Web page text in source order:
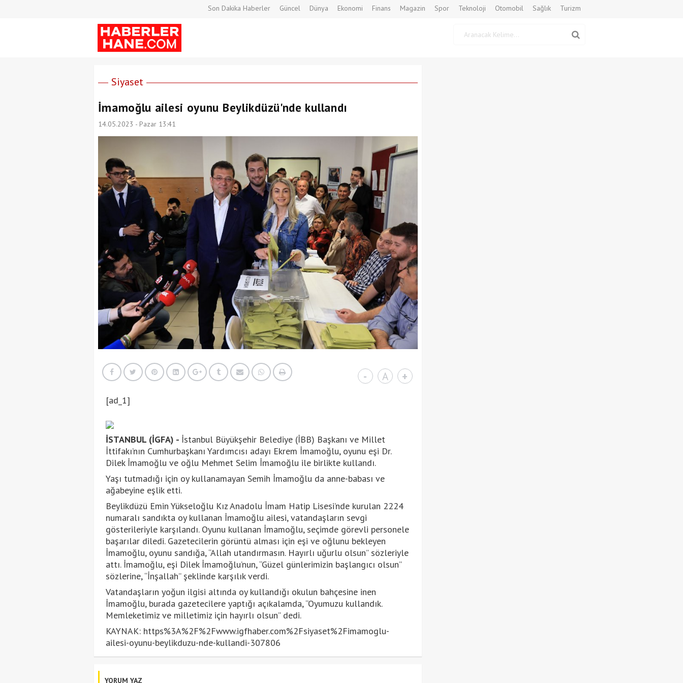
Son Dakika Haberler Güncel Dünya Ekonomi Finans Magazin Spor Teknoloji Otomobil Sağlık Turizm
Siyaset
İmamoğlu ailesi oyunu Beylikdüzü'nde kullandı
14.05.2023 - Pazar 13:41
- A +
[ad_1]
İSTANBUL (İGFA) - İstanbul Büyükşehir Belediye (İBB) Başkanı ve Millet
İttifakı’nın Cumhurbaşkanı Yardımcısı adayı Ekrem İmamoğlu, oyunu eşi Dr.
Dilek İmamoğlu ve oğlu Mehmet Selim İmamoğlu ile birlikte kullandı.
Yaşı tutmadığı için oy kullanamayan Semih İmamoğlu da anne-babası ve
ağabeyine eşlik etti.
Beylikdüzü Emin Yükseloğlu Kız Anadolu İmam Hatip Lisesi’nde kurulan 2224
numaralı sandıkta oy kullanan İmamoğlu ailesi, vatandaşların sevgi
gösterileriyle karşılandı. Oyunu kullanan İmamoğlu, seçimde görevli personele
başarılar diledi. Gazetecilerin görüntü alması için eşi ve oğlunu bekleyen
İmamoğlu, oyunu sandığa, “Allah utandırmasın. Hayırlı uğurlu olsun” sözleriyle
attı. İmamoğlu, eşi Dilek İmamoğlu’nun, “Güzel günlerimizin başlangıcı olsun”
sözlerine, “İnşallah” şeklinde karşılık verdi.
Vatandaşların yoğun ilgisi altında oy kullandığı okulun bahçesine inen
İmamoğlu, burada gazetecilere yaptığı açıkalamda, “Oyumuzu kullandık.
Memleketimiz ve milletimiz için hayırlı olsun” dedi.
KAYNAK: https%3A%2F%2Fwww.igfhaber.com%2Fsiyaset%2Fimamoglu-
ailesi-oyunu-beylikduzu-nde-kullandi-307806
YORUM YAZ